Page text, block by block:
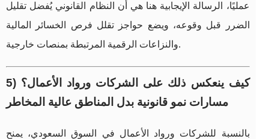
عمليًا، الرسالة الإيجابية هنا هي أن النظام القانوني يُفضل تقليل
الضرر قبل وقوعه، ويضع حواجز تقلل فرص الخسائر المالية
والنزاعات الرقمية المرتبطة بمنصات خارجية.
5) كيف ينعكس ذلك على الشركات ورواد الأعمال؟
مسارات نمو قانونية بدل المناطق عالية المخاطر
بالنسبة للشركات ورواد الأعمال في السوق السعودي، يمنح